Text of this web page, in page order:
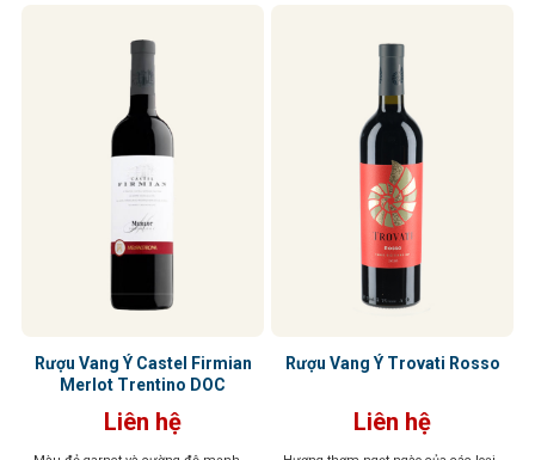
Rượu Vang Ý Castel Firmian
Merlot Trentino DOC
Liên hệ
Rượu Vang Ý Trovati Rosso
Liên hệ